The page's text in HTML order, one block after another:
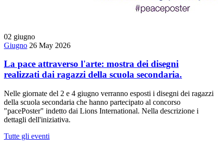
02 giugno
Giugno 26 May 2026
La pace attraverso l'arte: mostra dei disegni
realizzati dai ragazzi della scuola secondaria.
Nelle giornate del 2 e 4 giugno verranno esposti i disegni dei ragazzi
della scuola secondaria che hanno partecipato al concorso
"pacePoster" indetto dai Lions International. Nella descrizione i
dettagli dell'iniziativa.
Tutte gli eventi